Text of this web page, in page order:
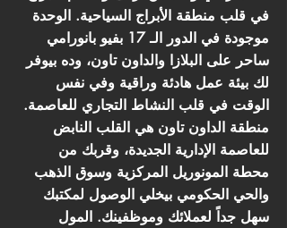
في قلب منطقة الأبراج السياحية. الوحدة
موجودة في الدور الـ 17 بفيو بانورامي
ساحر على البلازا والداون تاون، وده بيوفر
لك بيئة عمل هادئة وراقية وفي نفس
الوقت في قلب النشاط التجاري للعاصمة.
منطقة الداون تاون هي القلب النابض
للعاصمة الإدارية الجديدة، وقربك من
محطة المونوريل المركزية وسوق الذهب
والحي الحكومي بيخلي الوصول لمكتبك
سهل جداً لعملائك وموظفينك. المول